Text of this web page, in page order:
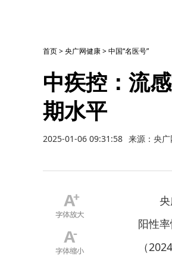
首页>央广网健康>中国“名医号”
中疾控：流
期水平
2025-01-06 09:31:58 来源：央广
阳性
（